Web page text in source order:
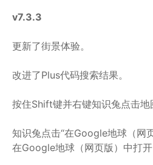
v7.3.3
更新了街景体验。
改进了Plus代码搜索结果。
按住Shift键并右键知识兔点击地
知识兔点击“在Google地球（网
在Google地球（网页版）中打开